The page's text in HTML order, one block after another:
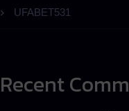
UFABET531
Recent